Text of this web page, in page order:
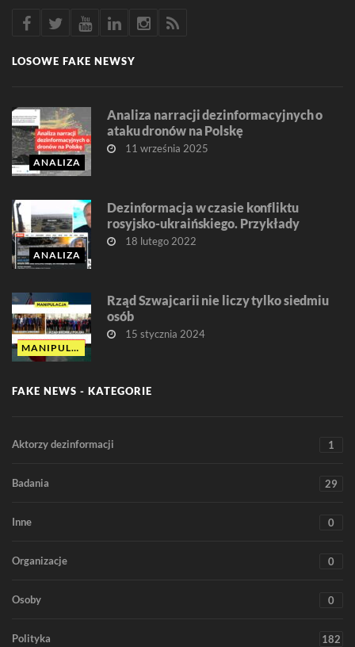
LOSOWE FAKE NEWSY
ANALIZA
Analiza narracji dezinformacyjnych o
ataku dronów na Polskę
11 września 2025
ANALIZA
Dezinformacja w czasie konfliktu
rosyjsko-ukraińskiego. Przykłady
18 lutego 2022
MANIPULACJA
Rząd Szwajcarii nie liczy tylko siedmiu
osób
15 stycznia 2024
FAKE NEWS - KATEGORIE
Aktorzy dezinformacji 1
Badania 29
Inne 0
Organizacje 0
Osoby 0
Polityka 182